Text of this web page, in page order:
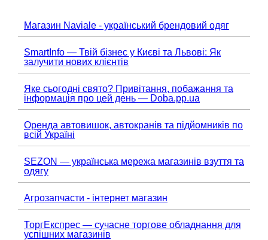
Магазин Naviale - український брендовий одяг
SmartInfo — Твій бізнес у Києві та Львові: Як
залучити нових клієнтів
Яке сьогодні свято? Привітання, побажання та
інформація про цей день — Doba.pp.ua
Оренда автовишок, автокранів та підйомників по
всій Україні
SEZON — українська мережа магазинів взуття та
одягу
Агрозапчасти - інтернет магазин
ТоргЕкспрес — сучасне торгове обладнання для
успішних магазинів